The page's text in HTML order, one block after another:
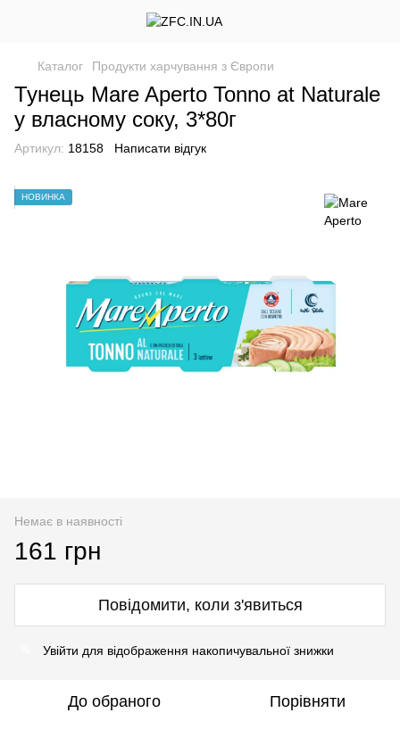
Каталог Продукти харчування з Європи
Тунець Mare Aperto Tonno at Naturale
у власному соку, 3*80г
Артикул: 18158 Написати відгук
НОВИНКА
Немає в наявності
161 грн
Повідомити, коли з'явиться
Увійти для відображення накопичувальної знижки
До обраного Порівняти